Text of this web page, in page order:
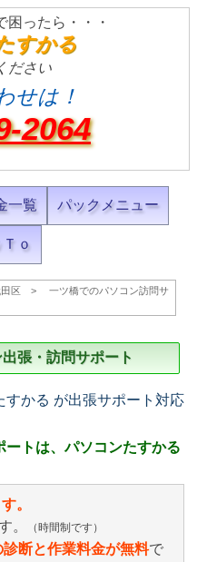
困ったら・・・
すかる
ださい
せは！
2064
一覧 パックメニュー
Ｔｏ
区
一ツ橋でのパソコン訪問サ
張・訪問サポート
かる が出張サポート対応
トは、パソコンたすかる
。
。 （時間制です）
断と作業料金が無料で